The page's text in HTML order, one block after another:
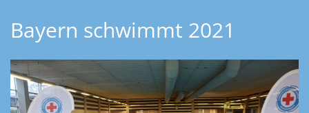
Bayern schwimmt 2021